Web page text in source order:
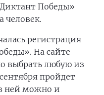
Победы»
человек.
регистрация
На сайте
выбрать любую из
пройдет
ней можно и